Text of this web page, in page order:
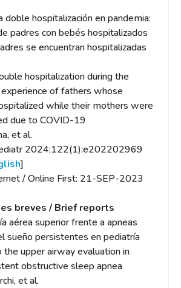
doble hospitalización en pandemia:
padres con bebés hospitalizados
se encuentran hospitalizadas
hospitalization during the
of fathers whose
while their mothers were
due to COVID-19
et al.
2024;122(1):e202202969
]
/ Online First: 21-SEP-2023
breves / Brief reports
aérea superior frente a apneas
sueño persistentes en pediatría
the upper airway evaluation in
obstructive sleep apnea
et al.